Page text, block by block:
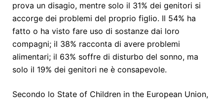
prova un disagio, mentre solo il 31% dei genitori si
accorge dei problemi del proprio figlio. Il 54% ha
fatto o ha visto fare uso di sostanze dai loro
compagni; il 38% racconta di avere problemi
alimentari; il 63% soffre di disturbo del sonno, ma
solo il 19% dei genitori ne è consapevole.
Secondo lo State of Children in the European Union,